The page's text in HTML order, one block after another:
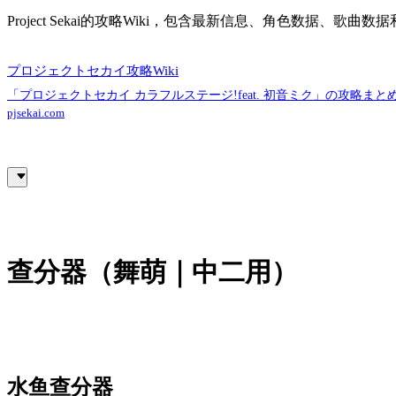
Project Sekai的攻略Wiki，包含最新信息、角色数据、歌曲数据
プロジェクトセカイ攻略Wiki
「プロジェクトセカイ カラフルステージ!feat. 初音ミク」の攻略まと
pjsekai.com
查分器（舞萌｜中二用）
水鱼查分器